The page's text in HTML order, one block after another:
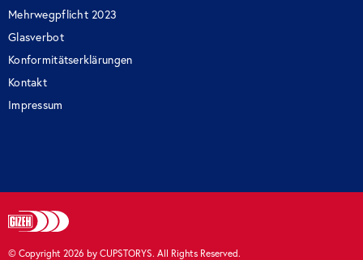
Mehrwegpflicht 2023
Glasverbot
Konformitätserklärungen
Kontakt
Impressum
© Copyright 2026 by CUPSTORYS. All Rights Reserved.